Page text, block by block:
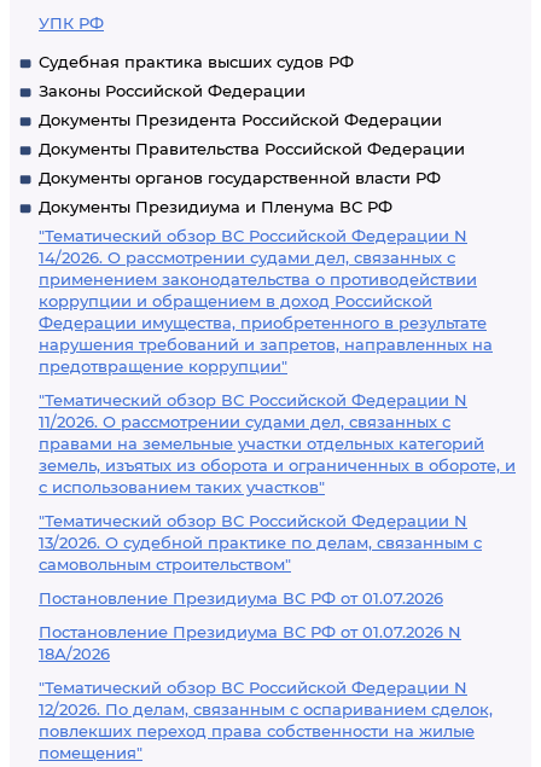
УПК РФ
Судебная практика высших судов РФ
Законы Российской Федерации
Документы Президента Российской Федерации
Документы Правительства Российской Федерации
Документы органов государственной власти РФ
Документы Президиума и Пленума ВС РФ
"Тематический обзор ВС Российской Федерации N
14/2026. О рассмотрении судами дел, связанных с
применением законодательства о противодействии
коррупции и обращением в доход Российской
Федерации имущества, приобретенного в результате
нарушения требований и запретов, направленных на
предотвращение коррупции"
"Тематический обзор ВС Российской Федерации N
11/2026. О рассмотрении судами дел, связанных с
правами на земельные участки отдельных категорий
земель, изъятых из оборота и ограниченных в обороте, и
с использованием таких участков"
"Тематический обзор ВС Российской Федерации N
13/2026. О судебной практике по делам, связанным с
самовольным строительством"
Постановление Президиума ВС РФ от 01.07.2026
Постановление Президиума ВС РФ от 01.07.2026 N
18А/2026
"Тематический обзор ВС Российской Федерации N
12/2026. По делам, связанным с оспариванием сделок,
повлекших переход права собственности на жилые
помещения"